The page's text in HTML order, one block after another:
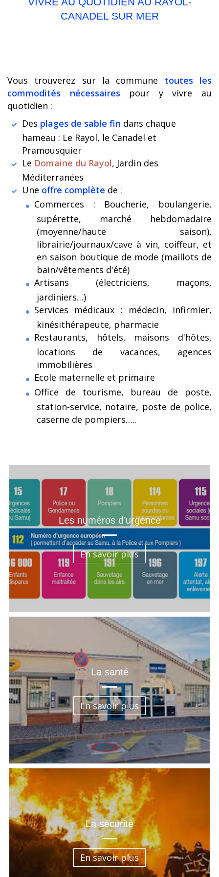
CANADEL SUR MER
Vous trouverez sur la commune toutes les
commodités nécessaires pour y vivre au
quotidien :
Des plages de sable fin dans chaque
hameau : Le Rayol, le Canadel et
Pramousquier
Le Domaine du Rayol, Jardin des
Méditerranées
Une offre complète de :
Commerces : Boucherie, boulangerie,
supérette, marché hebdomadaire
(moyenne/haute saison),
librairie/journaux/cave à vin, coiffeur, et
en saison boutique de mode (maillots de
bain/vêtements d'été)
Artisans (électriciens, maçons,
jardiniers…)
Services médicaux : médecin, infirmier,
kinésithérapeute, pharmacie
Restaurants, hôtels, maisons d'hôtes,
locations de vacances, agences
immobilières
Ecole maternelle et primaire
Office de tourisme, bureau de poste,
station-service, notaire, poste de police,
caserne de pompiers…..
Les numéros d’urgence
En savoir plus
La santé
En savoir plus
La sécurité
En savoir plus